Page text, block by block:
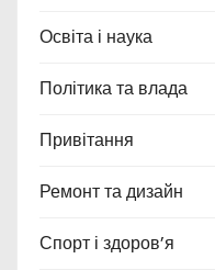
Освіта і наука
Політика та влада
Привітання
Ремонт та дизайн
Спорт і здоров’я